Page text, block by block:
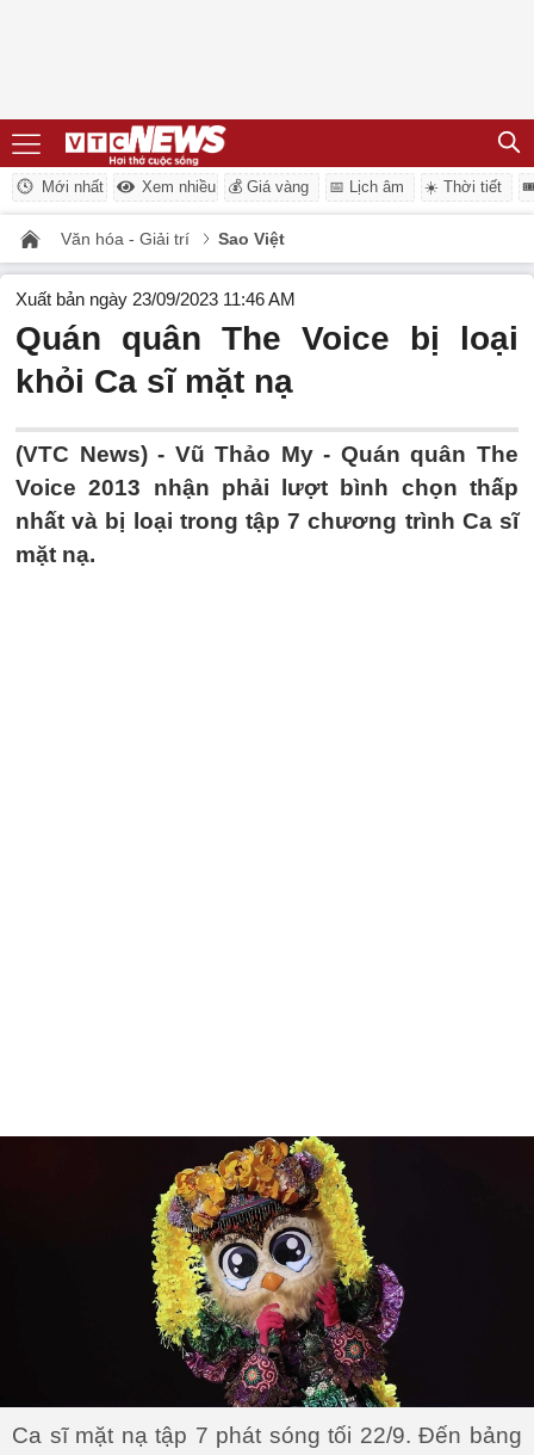
Mới nhất Xem nhiều 💰 Giá vàng 📅 Lịch âm ☀️ Thời tiết
Văn hóa - Giải trí Sao Việt
Xuất bản ngày 23/09/2023 11:46 AM
Quán quân The Voice bị loại
khỏi Ca sĩ mặt nạ
(VTC News) - Vũ Thảo My - Quán quân The
Voice 2013 nhận phải lượt bình chọn thấp
nhất và bị loại trong tập 7 chương trình Ca sĩ
mặt nạ.
Ca sĩ mặt nạ tập 7 phát sóng tối 22/9. Đến bảng